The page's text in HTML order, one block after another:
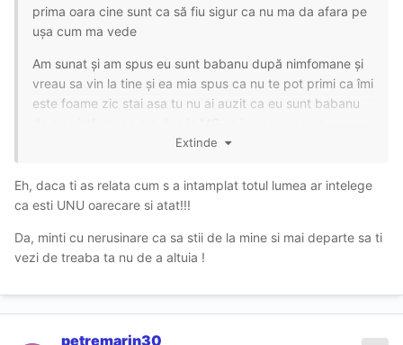
prima oara cine sunt ca să fiu sigur ca nu ma da afara pe
ușa cum ma vede
Am sunat și am spus eu sunt babanu după nimfomane și
vreau sa vin la tine și ea mia spus ca nu te pot primi ca îmi
este foame zic stai asa tu nu ai auzit ca eu sunt babanu
shaorma și mâncăm amândoi ca și mie îmi este foame
direct cine sunt sunt babanu de pe nimfomana și nu mi-e
rușine sa o spun în gura mare
Acum fata poate spune dacă am mințit sau nu ca doar
este aici cu noi
Extinde
Eh, daca ti as relata cum s a intamplat totul lumea ar intelege
ca esti UNU oarecare si atat!!!
Da, minti cu nerusinare ca sa stii de la mine si mai departe sa ti
vezi de treaba ta nu de a altuia !
petremarin30